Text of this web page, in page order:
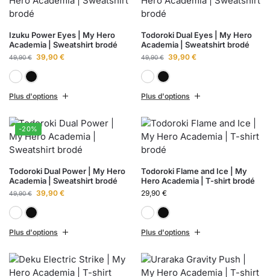
Izuku Power Eyes | My Hero
Academia | Sweatshirt brodé
49,90€ 39,90 €
Plus d'options
Todoroki Dual Eyes | My Hero
Academia | Sweatshirt brodé
49,90€ 39,90 €
Plus d'options
-20%
Todoroki Dual Power | My Hero
Academia | Sweatshirt brodé
49,90€ 39,90 €
Plus d'options
Todoroki Flame and Ice | My
Hero Academia | T-shirt brodé
29,90 €
Plus d'options